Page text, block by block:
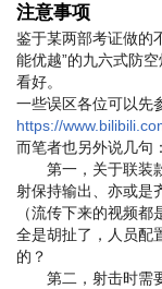
注意事项
鉴于某两部考证做的
能优越”的九六式防
看好。
一些误区各位可以先
https://
而笔者也另外说几句：
第一，关于联装款
射保持输出、亦或是
（流传下来的视频都
全是胡扯了，人员配
的？
第二，射击时需要